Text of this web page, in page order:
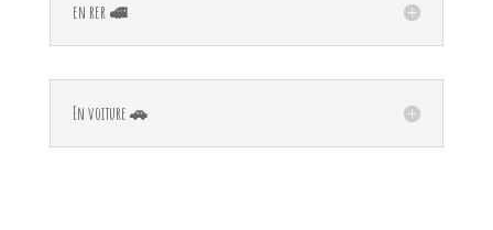
en rer 🚅
En voiture 🚗